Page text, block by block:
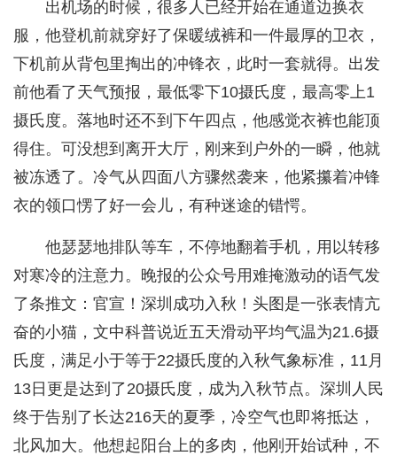
出机场的时候，很多人已经开始在通道边换衣
服，他登机前就穿好了保暖绒裤和一件最厚的卫衣，
下机前从背包里掏出的冲锋衣，此时一套就得。出发
前他看了天气预报，最低零下10摄氏度，最高零上1
摄氏度。落地时还不到下午四点，他感觉衣裤也能顶
得住。可没想到离开大厅，刚来到户外的一瞬，他就
被冻透了。冷气从四面八方骤然袭来，他紧攥着冲锋
衣的领口愣了好一会儿，有种迷途的错愕。
他瑟瑟地排队等车，不停地翻着手机，用以转移
对寒冷的注意力。晚报的公众号用难掩激动的语气发
了条推文：官宣！深圳成功入秋！头图是一张表情亢
奋的小猫，文中科普说近五天滑动平均气温为21.6摄
氏度，满足小于等于22摄氏度的入秋气象标准，11月
13日更是达到了20摄氏度，成为入秋节点。深圳人民
终于告别了长达216天的夏季，冷空气也即将抵达，
北风加大。他想起阳台上的多肉，他刚开始试种，不